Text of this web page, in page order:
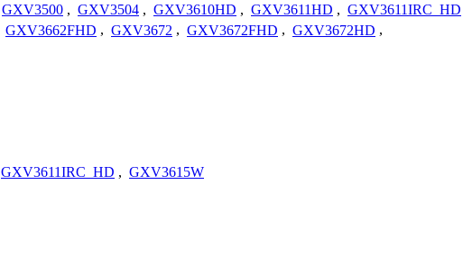
GXV3500 , GXV3504 , GXV3610HD , GXV3611HD , GXV3611IRC_HD
GXV3662FHD , GXV3672 , GXV3672FHD , GXV3672HD ,
GXV3611IRC_HD , GXV3615W